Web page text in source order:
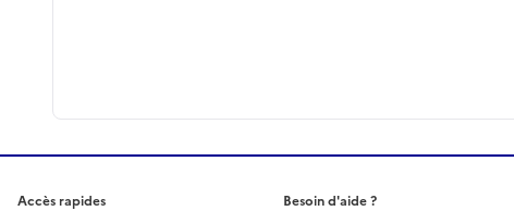
Accès rapides Besoin d'aide ?